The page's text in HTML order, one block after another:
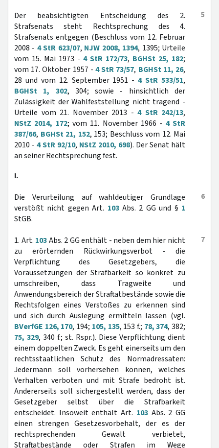
5
Der beabsichtigten Entscheidung des 2.
Strafsenats steht Rechtsprechung des 4.
Strafsenats entgegen (Beschluss vom 12. Februar
2008 - 4 StR 623/07, NJW 2008, 1394, 1395; Urteile
vom 15. Mai 1973 - 4 StR 172/73, BGHSt 25, 182;
vom 17. Oktober 1957 - 4 StR 73/57, BGHSt 11, 26,
28 und vom 12. September 1951 -4 StR 533/51,
BGHSt 1, 302, 304; sowie - hinsichtlich der
Zulässigkeit der Wahlfeststellung nicht tragend -
Urteile vom 21. November 2013 - 4 StR 242/13,
NStZ 2014, 172; vom 11. November 1966 - 4 StR
387/66, BGHSt 21, 152, 153; Beschluss vom 12. Mai
2010 - 4 StR 92/10, NStZ 2010, 698). Der Senat hält
an seiner Rechtsprechung fest.
I.
6
Die Verurteilung auf wahldeutiger Grundlage
verstößt nicht gegen Art. 103Abs. 2 GG und § 1
StGB.
7
1. Art. 103Abs. 2 GG enthält - neben dem hier nicht
zu erörternden Rückwirkungsverbot - die
Verpflichtung des Gesetzgebers, die
Voraussetzungen der Strafbarkeit so konkret zu
umschreiben, dass Tragweite und
Anwendungsbereich der Straftatbestände sowie die
Rechtsfolgen eines Verstoßes zu erkennen sind
und sich durch Auslegung ermitteln lassen (vgl.
BVerfGE 126, 170, 194; 105, 135, 153 f.; 78, 374, 382;
75, 329, 340 f.; st. Rspr.). Diese Verpflichtung dient
einem doppelten Zweck. Es geht einerseits um den
rechtsstaatlichen Schutz des Normadressaten:
Jedermann soll vorhersehen können, welches
Verhalten verboten und mit Strafe bedroht ist.
Andererseits soll sichergestellt werden, dass der
Gesetzgeber selbst über die Strafbarkeit
entscheidet. Insoweit enthält Art. 103Abs. 2 GG
einen strengen Gesetzesvorbehalt, der es der
rechtsprechenden Gewalt verbietet,
Straftatbestände oder Strafen im Wege